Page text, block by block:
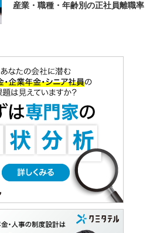
産業・職種・年齢別の正社員離職率